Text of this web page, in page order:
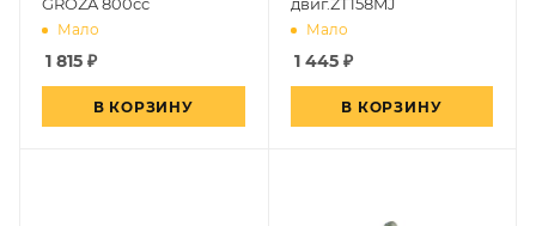
Мало
1 815 ₽
В КОРЗИНУ
Мало
1 445₽
В КОРЗИНУ